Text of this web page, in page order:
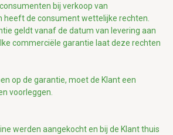
bij verkoop van
heeft de consument wettelijke rechten.
geldt vanaf de datum van levering aan
commerciële garantie laat deze rechten
op de garantie, moet de Klant een
voorleggen.
werden aangekocht en bij de Klant thuis